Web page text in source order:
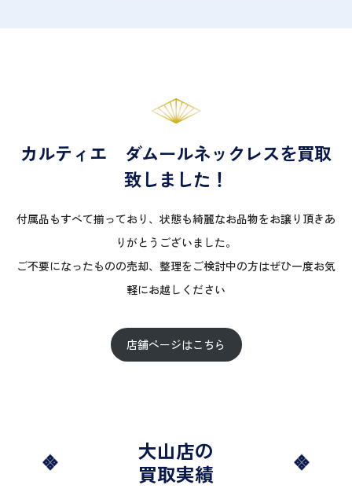
カルティエ ダムールネックレスを買取
致しました！
付属品もすべて揃っており、状態も綺麗なお品物をお譲り頂きあ
りがとうございました。
ご不要になったものの売却、整理をご検討中の方はぜひ一度お気
軽にお越しください
店舗ページはこちら
大山店の
買取実績